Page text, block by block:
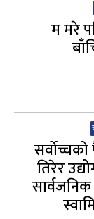
म मरे
तिरेर